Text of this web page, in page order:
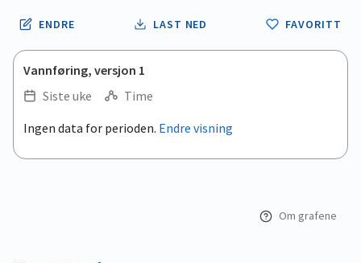
ENDRE LAST NED FAVORITT
Vannføring, versjon 1
Siste uke
Time
.
View as data table, .
Ingen data for perioden. Endre visning
Om grafene